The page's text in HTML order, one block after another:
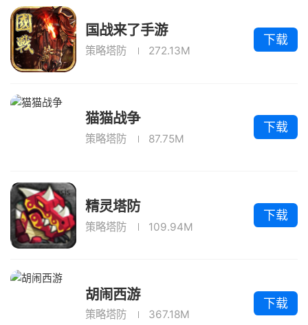
国战来了手游
策略塔防 272.13M
下载
猫猫战争
策略塔防 87.75M
下载
精灵塔防
策略塔防 109.94M
下载
胡闹西游
策略塔防 367.18M
下载